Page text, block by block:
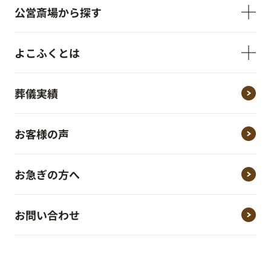
公営斎場から探す
よこふくとは
葬儀実績
お客様の声
お急ぎの方へ
お問い合わせ